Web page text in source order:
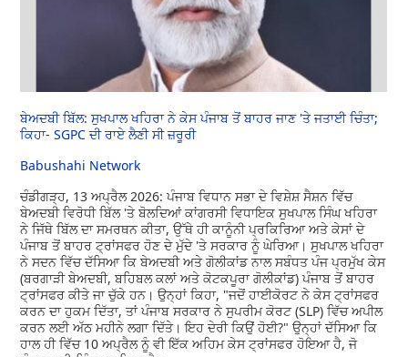
ਬੇਅਦਬੀ ਬਿੱਲ: ਸੁਖਪਾਲ ਖਹਿਰਾ ਨੇ ਕੇਸ ਪੰਜਾਬ ਤੋਂ ਬਾਹਰ ਜਾਣ 'ਤੇ ਜਤਾਈ ਚਿੰਤਾ;
ਕਿਹਾ- SGPC ਦੀ ਰਾਏ ਲੈਣੀ ਸੀ ਜ਼ਰੂਰੀ
Babushahi Network
ਚੰਡੀਗੜ੍ਹ, 13 ਅਪ੍ਰੈਲ 2026: ਪੰਜਾਬ ਵਿਧਾਨ ਸਭਾ ਦੇ ਵਿਸ਼ੇਸ਼ ਸੈਸ਼ਨ ਵਿੱਚ
ਬੇਅਦਬੀ ਵਿਰੋਧੀ ਬਿੱਲ 'ਤੇ ਬੋਲਦਿਆਂ ਕਾਂਗਰਸੀ ਵਿਧਾਇਕ ਸੁਖਪਾਲ ਸਿੰਘ ਖਹਿਰਾ
ਨੇ ਜਿੱਥੇ ਬਿੱਲ ਦਾ ਸਮਰਥਨ ਕੀਤਾ, ਉੱਥੇ ਹੀ ਕਾਨੂੰਨੀ ਪ੍ਰਕਿਰਿਆ ਅਤੇ ਕੇਸਾਂ ਦੇ
ਪੰਜਾਬ ਤੋਂ ਬਾਹਰ ਟ੍ਰਾਂਸਫਰ ਹੋਣ ਦੇ ਮੁੱਦੇ 'ਤੇ ਸਰਕਾਰ ਨੂੰ ਘੇਰਿਆ। ਸੁਖਪਾਲ ਖਹਿਰਾ
ਨੇ ਸਦਨ ਵਿੱਚ ਦੱਸਿਆ ਕਿ ਬੇਅਦਬੀ ਅਤੇ ਗੋਲੀਕਾਂਡ ਨਾਲ ਸਬੰਧਤ ਪੰਜ ਪ੍ਰਮੁੱਖ ਕੇਸ
(ਬਰਗਾੜੀ ਬੇਅਦਬੀ, ਬਹਿਬਲ ਕਲਾਂ ਅਤੇ ਕੋਟਕਪੂਰਾ ਗੋਲੀਕਾਂਡ) ਪੰਜਾਬ ਤੋਂ ਬਾਹਰ
ਟ੍ਰਾਂਸਫਰ ਕੀਤੇ ਜਾ ਚੁੱਕੇ ਹਨ। ਉਨ੍ਹਾਂ ਕਿਹਾ, "ਜਦੋਂ ਹਾਈਕੋਰਟ ਨੇ ਕੇਸ ਟ੍ਰਾਂਸਫਰ
ਕਰਨ ਦਾ ਹੁਕਮ ਦਿੱਤਾ, ਤਾਂ ਪੰਜਾਬ ਸਰਕਾਰ ਨੇ ਸੁਪਰੀਮ ਕੋਰਟ (SLP) ਵਿੱਚ ਅਪੀਲ
ਕਰਨ ਲਈ ਅੱਠ ਮਹੀਨੇ ਲਗਾ ਦਿੱਤੇ। ਇਹ ਦੇਰੀ ਕਿਉਂ ਹੋਈ?" ਉਨ੍ਹਾਂ ਦੱਸਿਆ ਕਿ
ਹਾਲ ਹੀ ਵਿੱਚ 10 ਅਪ੍ਰੈਲ ਨੂੰ ਵੀ ਇੱਕ ਅਹਿਮ ਕੇਸ ਟ੍ਰਾਂਸਫਰ ਹੋਇਆ ਹੈ, ਜੋ